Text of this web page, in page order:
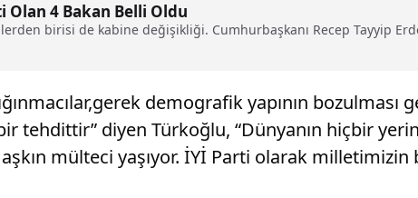
Olan 4 Bakan Belli Oldu
birisi de kabine değişikliği. Cumhurbaşkanı Recep Tayyip
demografik yapının
tehdittir” diyen Türkoğlu, “Dünyanın hiçbir
mülteci yaşıyor. İYİ Parti olarak